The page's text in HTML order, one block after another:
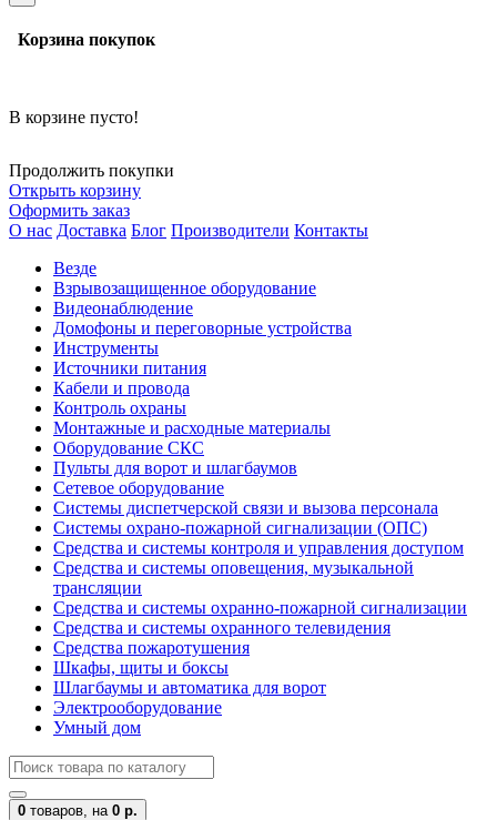
Корзина покупок
В корзине пусто!
Продолжить покупки
Открыть корзину
Оформить заказ
О нас Доставка Блог Производители Контакты
Везде
Взрывозащищенное оборудование
Видеонаблюдение
Домофоны и переговорные устройства
Инструменты
Источники питания
Кабели и провода
Контроль охраны
Монтажные и расходные материалы
Оборудование СКС
Пульты для ворот и шлагбаумов
Сетевое оборудование
Системы диспетчерской связи и вызова персонала
Системы охрано-пожарной сигнализации (ОПС)
Средства и системы контроля и управления доступом
Средства и системы оповещения, музыкальной
трансляции
Средства и системы охранно-пожарной сигнализации
Средства и системы охранного телевидения
Средства пожаротушения
Шкафы, щиты и боксы
Шлагбаумы и автоматика для ворот
Электрооборудование
Умный дом
0 товаров, на 0 р.